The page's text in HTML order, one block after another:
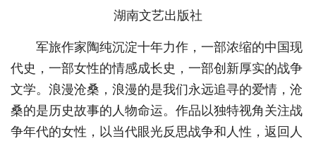
湖南文艺出版社
军旅作家陶纯沉淀十年力作，一部浓缩的中国现
代史，一部女性的情感成长史，一部创新厚实的战争
文学。浪漫沧桑，浪漫的是我们永远追寻的爱情，沧
桑的是历史故事的人物命运。作品以独特视角关注战
争年代的女性，以当代眼光反思战争和人性，返回人